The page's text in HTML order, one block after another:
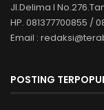
Jl.Delima I
HP. 081377700855 /
Email :
POSTING